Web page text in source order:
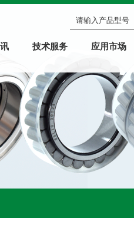
技术服务 应用市场